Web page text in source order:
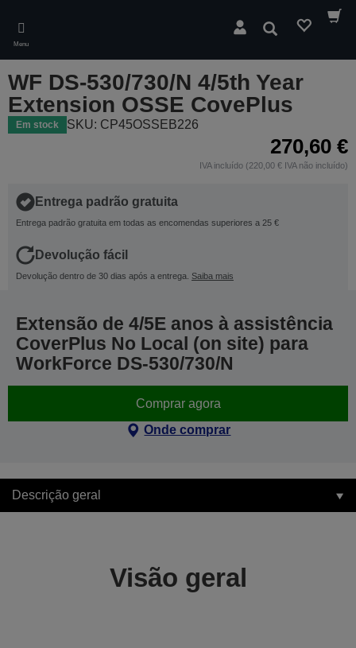
main
content
Menu
Pesquisar
WF DS-530/730/N 4/5th Year
Extension OSSE CovePlus
Em stock SKU: CP45OSSEB226
270,60 €
IVA incluído (220,00 € IVA não incluído)
Entrega padrão gratuita
Entrega padrão gratuita em todas as encomendas superiores a 25 €
Devolução fácil
Devolução dentro de 30 dias após a entrega. Saiba mais
Extensão de 4/5E anos à assistência
CoverPlus No Local (on site) para
WorkForce DS-530/730/N
Comprar agora
Onde comprar
Descrição geral
Visão geral